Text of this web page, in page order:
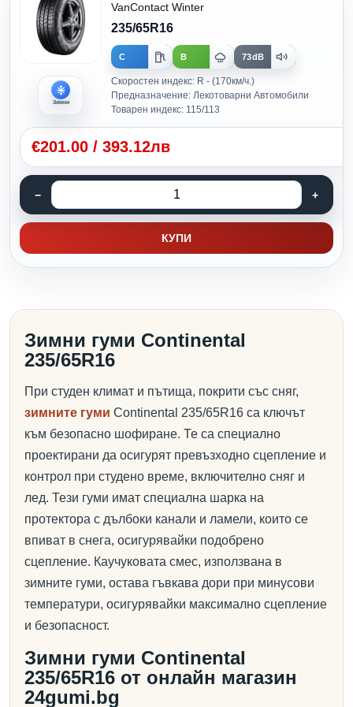
Зимни
VanContact Winter
235/65R16
C B 73dB
Скоростен индекс: R - (170км/ч.)
Предназначение: Лекотоварни Автомобили
Товарен индекс: 115/113
€201.00 / 393.12лв
КУПИ
Зимни гуми Continental
235/65R16
При студен климат и пътища, покрити със сняг,
зимните гуми Continental 235/65R16 са ключът
към безопасно шофиране. Те са специално
проектирани да осигурят превъзходно сцепление и
контрол при студено време, включително сняг и
лед. Тези гуми имат специална шарка на
протектора с дълбоки канали и ламели, които се
впиват в снега, осигурявайки подобрено
сцепление. Каучуковата смес, използвана в
зимните гуми, остава гъвкава дори при минусови
температури, осигурявайки максимално сцепление
и безопасност.
Зимни гуми Continental
235/65R16 от онлайн магазин
24gumi.bg